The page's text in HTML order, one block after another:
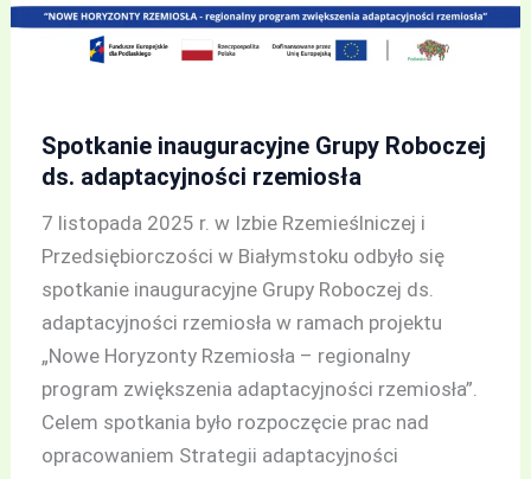
Spotkanie inauguracyjne Grupy Roboczej
ds. adaptacyjności rzemiosła
7 listopada 2025 r. w Izbie Rzemieślniczej i
Przedsiębiorczości w Białymstoku odbyło się
spotkanie inauguracyjne Grupy Roboczej ds.
adaptacyjności rzemiosła w ramach projektu
„Nowe Horyzonty Rzemiosła – regionalny
program zwiększenia adaptacyjności rzemiosła”.
Celem spotkania było rozpoczęcie prac nad
opracowaniem Strategii adaptacyjności